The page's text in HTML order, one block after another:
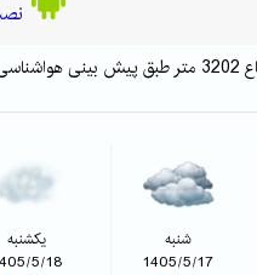
شنبه
1405/5/17
یکشنبه
5/18